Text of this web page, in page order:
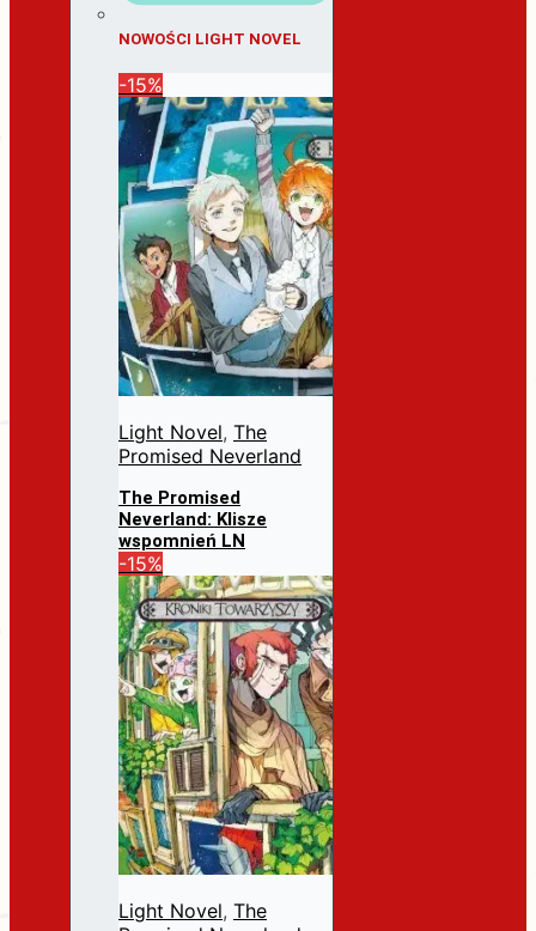
NOWOŚCI LIGHT NOVEL
-15%
Light Novel, The
Promised Neverland
The Promised
Neverland: Klisze
wspomnień LN
31,99
cena
wynosiła:
31,99 zł.
cena
wynosi:
27,19 zł.
Dodaj do koszyka
-15%
Light Novel, The